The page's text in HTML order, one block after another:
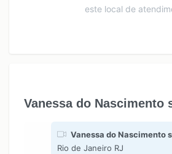
este local de
Vanessa do Nascimento
Vanessa do Nascimento
Rio de Janeiro RJ